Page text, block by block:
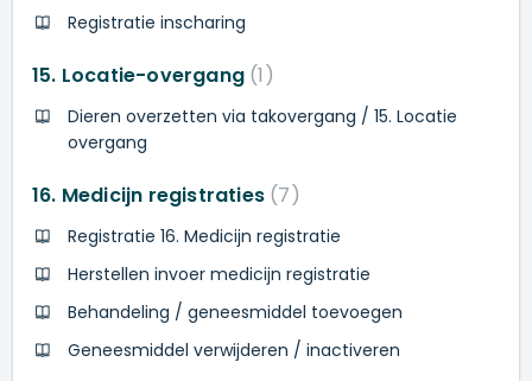
Registratie inscharing
15. Locatie-overgang 1
Dieren overzetten via takovergang / 15. Locatie
overgang
16. Medicijn registraties 7
Registratie 16. Medicijn registratie
Herstellen invoer medicijn registratie
Behandeling / geneesmiddel toevoegen
Geneesmiddel verwijderen / inactiveren